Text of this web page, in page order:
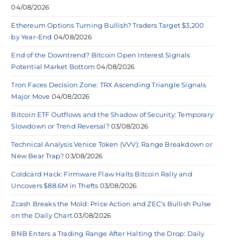
04/08/2026
Ethereum Options Turning Bullish? Traders Target $3,200
by Year-End 04/08/2026
End of the Downtrend? Bitcoin Open Interest Signals
Potential Market Bottom 04/08/2026
Tron Faces Decision Zone: TRX Ascending Triangle Signals
Major Move 04/08/2026
Bitcoin ETF Outflows and the Shadow of Security: Temporary
Slowdown or Trend Reversal? 03/08/2026
Technical Analysis Venice Token (VVV): Range Breakdown or
New Bear Trap? 03/08/2026
Coldcard Hack: Firmware Flaw Halts Bitcoin Rally and
Uncovers $88.6M in Thefts 03/08/2026
Zcash Breaks the Mold: Price Action and ZEC’s Bullish Pulse
on the Daily Chart 03/08/2026
BNB Enters a Trading Range After Halting the Drop: Daily